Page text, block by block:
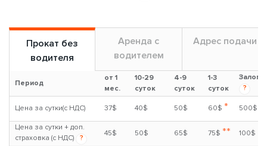
Прокат без
водителя
Аренда с
водителем
Адрес подачи
Период
от 1
мес.
10-29
суток
4-9
суток
1-3
суток
Залог
?
Цена за сутки(с НДС) 37$ 40$ 50$ 60$ * 500$
Цена за сутки + доп.
страховка (с НДС)
?
45$ 50$ 65$ 75$ ** 100$